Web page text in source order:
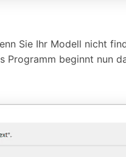
Sie Ihr Modell nicht
Programm beginnt nun